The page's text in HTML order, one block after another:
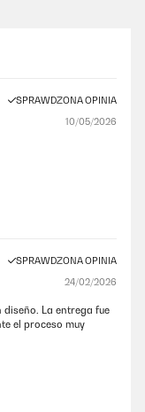
SPRAWDZONA OPINIA
10/05/2026
SPRAWDZONA OPINIA
24/02/2026
La entrega fue
el proceso muy